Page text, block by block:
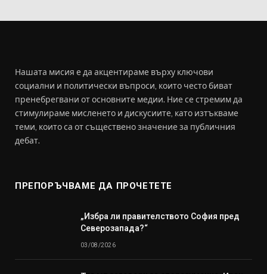
Нашата мисия е да акцентираме върху ключови
социални и политически въпроси, които често биват
пренебрегвани от основните медии. Ние се стремим да
стимулираме мисленето и дискусиите, като изтъкваме
теми, които са от съществено значение за публичния
дебат.
ПРЕПОРЪЧВАМЕ ДА ПРОЧЕТЕТЕ
„Избра ли правителството София пред
Северозапада?“
03/08/2026